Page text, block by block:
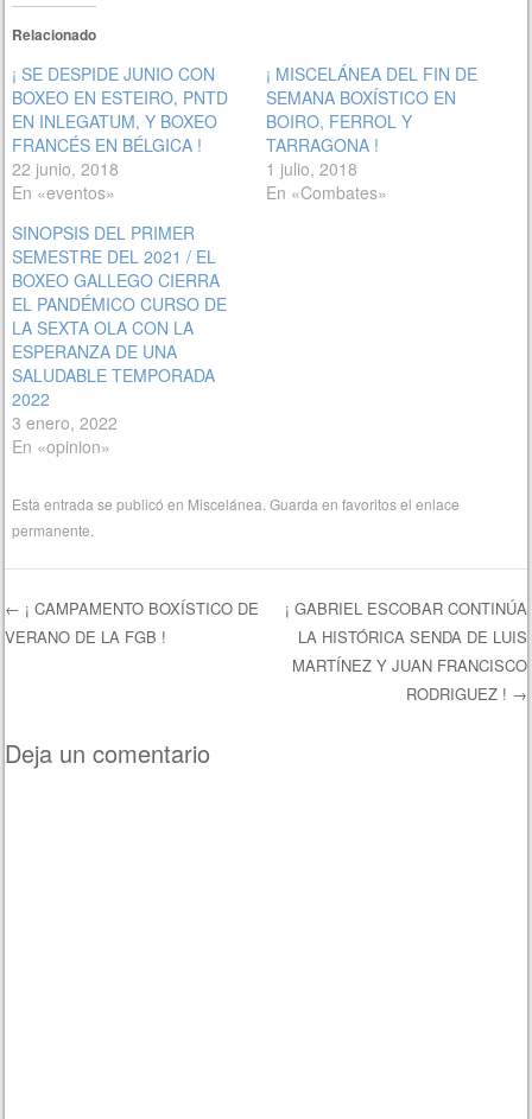
Relacionado
¡ SE DESPIDE JUNIO CON
BOXEO EN ESTEIRO, PNTD
EN INLEGATUM, Y BOXEO
FRANCÉS EN BÉLGICA !
22 junio, 2018
En «eventos»
¡ MISCELÁNEA DEL FIN DE
SEMANA BOXÍSTICO EN
BOIRO, FERROL Y
TARRAGONA !
1 julio, 2018
En «Combates»
SINOPSIS DEL PRIMER
SEMESTRE DEL 2021 / EL
BOXEO GALLEGO CIERRA
EL PANDÉMICO CURSO DE
LA SEXTA OLA CON LA
ESPERANZA DE UNA
SALUDABLE TEMPORADA
2022
3 enero, 2022
En «opinion»
Esta entrada se publicó en Miscelánea . Guarda en favoritos elenlace
permanente
Navegación de entradas
← ¡ CAMPAMENTO BOXÍSTICO DE
VERANO DE LA FGB !
¡ GABRIEL ESCOBAR CONTINÚA
LA HISTÓRICA SENDA DE LUIS
MARTÍNEZ Y JUAN FRANCISCO
RODRIGUEZ ! →
Deja un comentario